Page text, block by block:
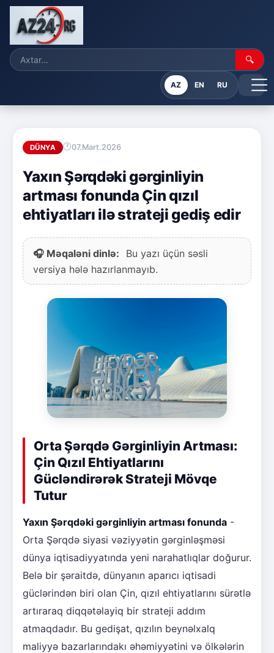
🔍
AZ EN RU
DÜNYA 07.Mart.2026
Yaxın Şərqdəki gərginliyin
artması fonunda Çin qızıl
ehtiyatları ilə strateji gediş edir
🎧 Məqaləni dinlə:
Bu yazı üçün səsli
versiya hələ hazırlanmayıb.
Orta Şərqdə Gərginliyin Artması:
Çin Qızıl Ehtiyatlarını
Gücləndirərək Strateji Mövqe
Tutur
Yaxın Şərqdəki gərginliyin artması fonunda -
Orta Şərqdə siyasi vəziyyətin gərginləşməsi
dünya iqtisadiyyatında yeni narahatlıqlar doğurur.
Belə bir şəraitdə, dünyanın aparıcı iqtisadi
güclərindən biri olan Çin, qızıl ehtiyatlarını sürətlə
artıraraq diqqətəlayiq bir strateji addım
atmaqdadır. Bu gedişat, qızılın beynəlxalq
maliyyə bazarlarındakı əhəmiyyətini və ölkələrin